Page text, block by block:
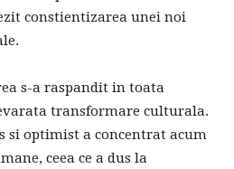
constientizarea unei noi
s-a raspandit in toata
transformare culturala.
si optimist a concentrat acum
ceea ce a dus la